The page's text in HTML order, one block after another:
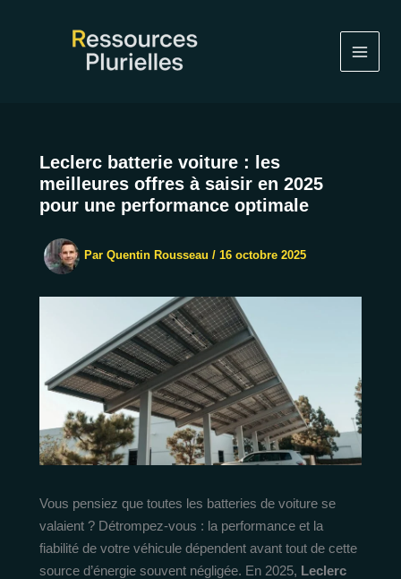
Leclerc batterie voiture : les
meilleures offres à saisir en 2025
pour une performance optimale
Par Quentin Rousseau / 16 octobre 2025
Vous pensiez que toutes les batteries de voiture se
valaient ? Détrompez-vous : la performance et la
fiabilité de votre véhicule dépendent avant tout de cette
source d’énergie souvent négligée. En 2025, Leclerc